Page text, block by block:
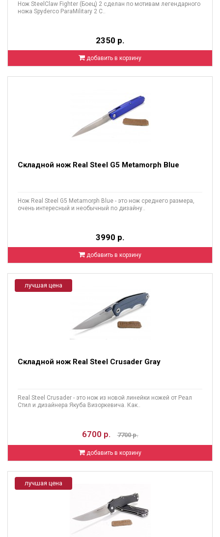
Нож SteelClaw Fighter (Боец) 2 сделан по мотивам легендарного
ножа Spyderco ParaMilitary 2 С..
2350 р.
добавить в корзину
Складной нож Real Steel G5 Metamorph Blue
Нож Real Steel G5 Metamorph Blue - это нож среднего размера,
очень интересный и необычный по дизайну..
3990 р.
добавить в корзину
лучшая цена
Складной нож Real Steel Crusader Gray
Real Steel Crusader - это нож из новой линейки ножей от Реал
Стил и дизайнера Якуба Визоркевича. Как..
6700 р. 7700 р.
добавить в корзину
лучшая цена